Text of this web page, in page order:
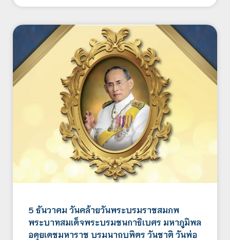
5 ธันวาคม วันคล้ายวันพระบรมราชสมภพ
พระบาทสมเด็จพระบรมชนกาธิเบศร มหาภูมิพล
อดุยเดชมหาราช บรมนาถบพิตร วันชาติ วันพ่อ